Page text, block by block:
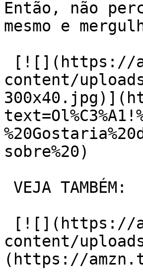
Então, não
mesmo e
content/
sobre%20)
content/
(https://